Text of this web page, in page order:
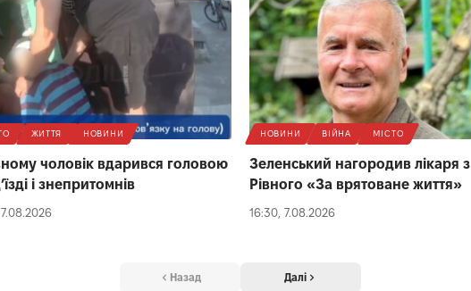
ЖИТТЯ НОВИНИ
чоловік вдарився головою
і знепритомнів
НОВИНИ ВІЙНА МІСТО
Зеленський нагородив лікаря з
Рівного «За врятоване життя»
16:30, 7.08.2026
Назад Далі